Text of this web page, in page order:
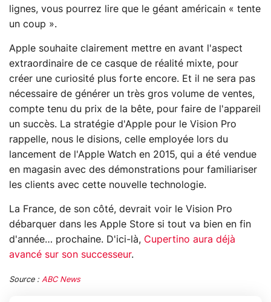
lignes, vous pourrez lire que le géant américain « tente
un coup ».
Apple souhaite clairement mettre en avant l'aspect
extraordinaire de ce casque de réalité mixte, pour
créer une curiosité plus forte encore. Et il ne sera pas
nécessaire de générer un très gros volume de ventes,
compte tenu du prix de la bête, pour faire de l'appareil
un succès. La stratégie d'Apple pour le Vision Pro
rappelle, nous le disions, celle employée lors du
lancement de l'Apple Watch en 2015, qui a été vendue
en magasin avec des démonstrations pour familiariser
les clients avec cette nouvelle technologie.
La France, de son côté, devrait voir le Vision Pro
débarquer dans les Apple Store si tout va bien en fin
d'année… prochaine. D'ici-là, Cupertino aura déjà
avancé sur son successeur.
Source : ABC News